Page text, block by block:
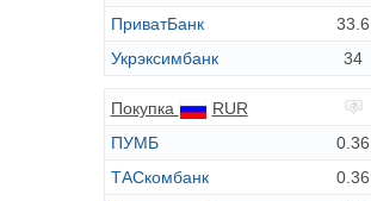
ПриватБанк
33.6
Укрэксимбанк
34
Покупка
RUR
ПУМБ
0.36
ТАСкомбанк
0.36